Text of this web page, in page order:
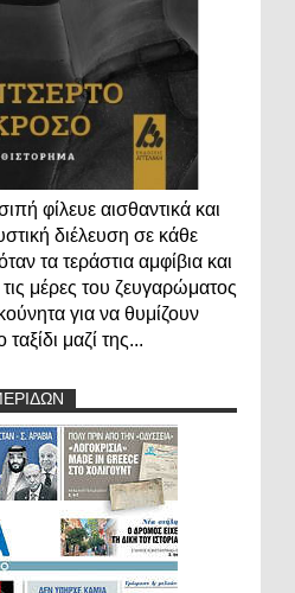
φίλευε αισθαντικά και
διέλευση σε κάθε
τα τεράστια αμφίβια και
μέρες του ζευγαρώματος
για να θυμίζουν
μαζί της...